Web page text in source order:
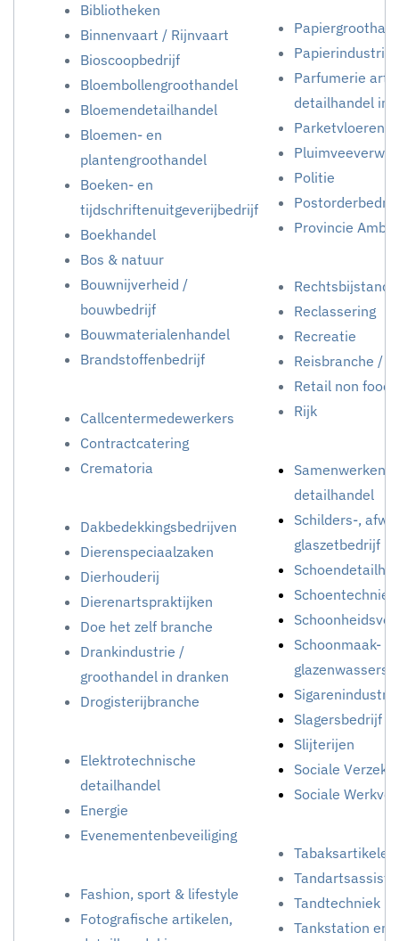
Bibliotheken
Binnenvaart / Rijnvaart
Bioscoopbedrijf
Bloembollengroothandel
Bloemendetailhandel
Bloemen- en
plantengroothandel
Boeken- en
tijdschriftenuitgeverijbedrijf
Boekhandel
Bos & natuur
Bouwnijverheid /
bouwbedrijf
Bouwmaterialenhandel
Brandstoffenbedrijf
Callcentermedewerkers
Contractcatering
Crematoria
Dakbedekkingsbedrijven
Dierenspeciaalzaken
Dierhouderij
Dierenartspraktijken
Doe het zelf branche
Drankindustrie /
groothandel in dranken
Drogisterijbranche
Elektrotechnische
detailhandel
Energie
Evenementenbeveiliging
Fashion, sport & lifestyle
Fotografische artikelen,
Papierindustrie
Parfumerie
detailhandel in
Politie
Provincie
Rechtsbijstand
Reclassering
Recreatie
Reisbranche /
Retail non food
Rijk
detailhandel
Schilders-,
glaszetbedrijf
Schoentechniek
Schoonmaak-
Sigarenindustrie
Slagersbedrijf /
Slijterijen
Sociale
Sociale
Tandtechniek
Tankstation en